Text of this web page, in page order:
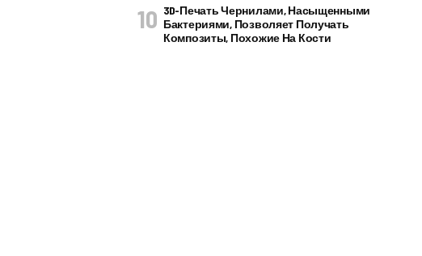
3D-Печать Чернилами, Насыщенными
Бактериями, Позволяет Получать
Композиты, Похожие На Кости